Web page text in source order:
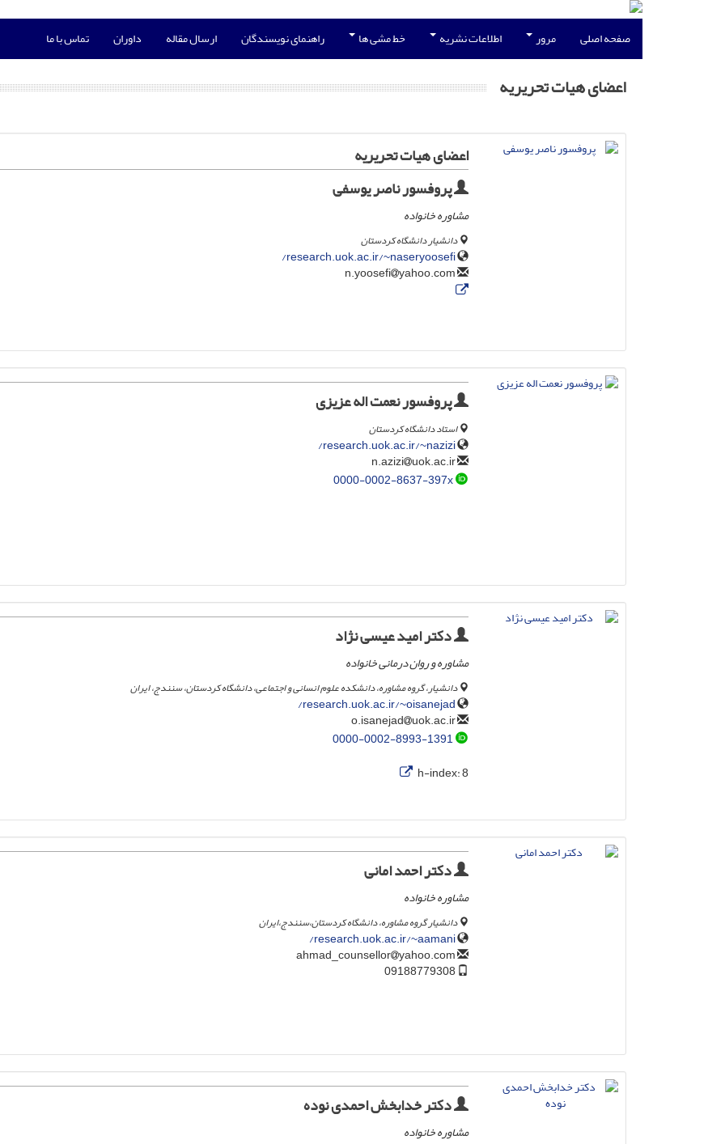
صفحه اصلی مرور اطلاعات نشریه خط مشی ها راهنمای نویسندگان ارسال مقاله داوران تماس با ما
اعضای هیات تحریریه
اعضای هیات تحریریه
پروفسور ناصر یوسفی
مشاوره خانواده
دانشیار دانشگاه کردستان
research.uok.ac.ir/~naseryoosefi/
yahoo.com
پروفسور نعمت اله عزیزی
استاد دانشگاه کردستان
research.uok.ac.ir/~nazizi/
uok.ac.ir
0000-0002-8637-397x
دکتر امید عیسی نژاد
مشاوره و روان درمانی خانواده
دانشیار، گروه مشاوره، دانشکده علوم انسانی و اجتماعی، دانشگاه کردستان، سنندج، ایران
research.uok.ac.ir/~oisanejad/
uok.ac.ir
0000-0002-8993-1391
h-index:8
دکتر احمد امانی
مشاوره خانواده
دانشیار گروه مشاوره، دانشگاه کردستان،سنندج،ایران
research.uok.ac.ir/~aamani/
yahoo.com
دکتر خدابخش احمدی نوده
مشاوره خانواده